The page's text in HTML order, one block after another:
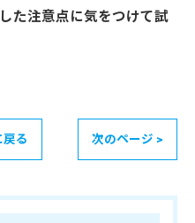
た注意点に気をつけて試
る 次のページ >